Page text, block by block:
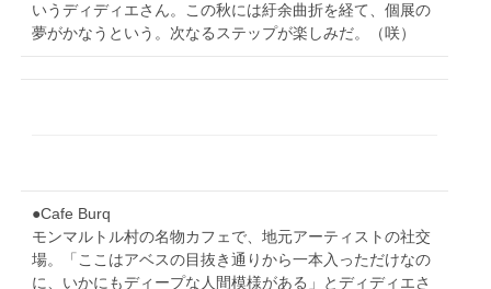
いうディディエさん。この秋には紆余曲折を経て、個展の
夢がかなうという。次なるステップが楽しみだ。（咲）
●Cafe Burq
モンマルトル村の名物カフェで、地元アーティストの社交
場。「ここはアベスの目抜き通りから一本入っただけなの
に、いかにもディープな人間模様がある」とディディエさ